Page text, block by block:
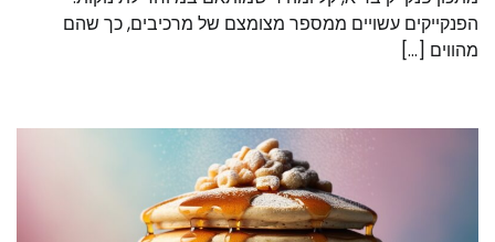
הפנקייקים עשויים ממספר מצומצם של מרכיבים, כך שהם
מהווים […]